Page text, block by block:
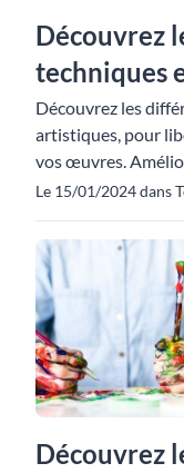
Découvrez
techniques
Découvrez les
artistiques, pour
vos œuvres.
Le 15/01/2024 dans
Découvrez